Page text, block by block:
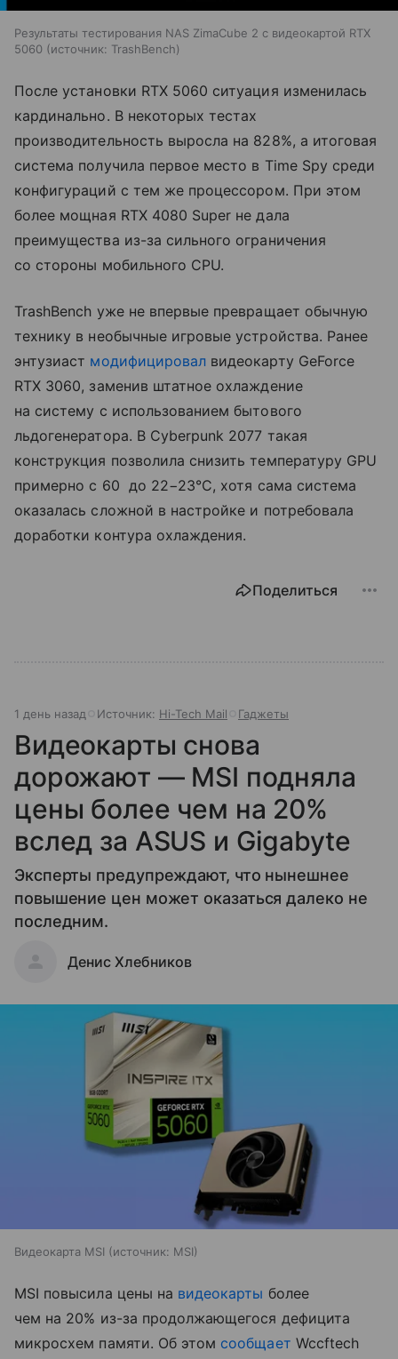
Результаты тестирования NAS ZimaCube 2 с видеокартой RTX
5060
источник: TrashBench
После установки RTX 5060 ситуация изменилась
кардинально. В некоторых тестах
производительность выросла на 828%, а итоговая
система получила первое место в Time Spy среди
конфигураций с тем же процессором. При этом
более мощная RTX 4080 Super не дала
преимущества из-за сильного ограничения
со стороны мобильного CPU.
TrashBench уже не впервые превращает обычную
технику в необычные игровые устройства. Ранее
энтузиаст модифицировал видеокарту GeForce
RTX 3060, заменив штатное охлаждение
на систему с использованием бытового
льдогенератора. В Cyberpunk 2077 такая
конструкция позволила снизить температуру GPU
примерно с 60 до 22−23°C, хотя сама система
оказалась сложной в настройке и потребовала
доработки контура охлаждения.
Поделиться
1 день назад Источник: Hi-Tech Mail Гаджеты
Видеокарты снова
дорожают — MSI подняла
цены более чем на 20%
вслед за ASUS и Gigabyte
Эксперты предупреждают, что нынешнее
повышение цен может оказаться далеко не
последним.
Денис Хлебников
Видеокарта MSI источник: MSI
MSI повысила цены на видеокарты более
чем на 20% из-за продолжающегося дефицита
микросхем памяти. Об этом сообщает Wccftech